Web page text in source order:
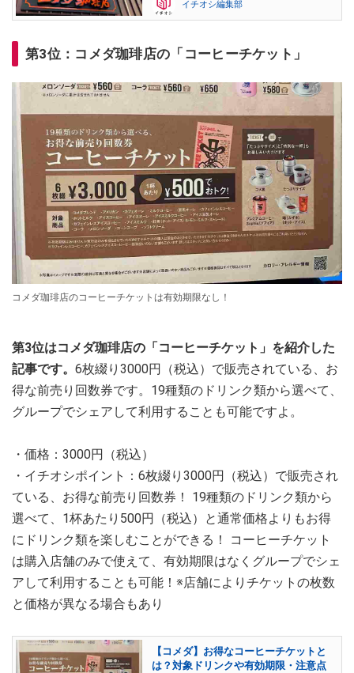
イチオシ編集部
第3位：コメダ珈琲店の「コーヒーチケット」
コメダ珈琲店のコーヒーチケットは有効期限なし！
第3位はコメダ珈琲店の「コーヒーチケット」を紹介した
記事です。 6枚綴り3000円（税込）で販売されている、お
得な前売り回数券です。19種類のドリンク類から選べて、
グループでシェアして利用することも可能ですよ。
・価格：3000円（税込）
・イチオシポイント：6枚綴り3000円（税込）で販売され
ている、お得な前売り回数券！ 19種類のドリンク類から
選べて、1杯あたり500円（税込）と通常価格よりもお得
にドリンク類を楽しむことができる！ コーヒーチケット
は購入店舗のみで使えて、有効期限はなくグループでシェ
アして利用することも可能！※店舗によりチケットの枚数
と価格が異なる場合もあり
【コメダ】お得なコーヒーチケットと
は？対象ドリンクや有効期限・注意点